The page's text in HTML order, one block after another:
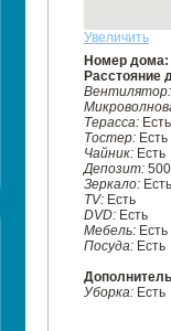
Увеличить
Номер дома:
Расстояние
Терасса: Есть
Тостер: Есть
Чайник: Есть
Депозит:
Зеркало: Есть
TV: Есть
DVD: Есть
Мебель: Есть
Посуда: Есть
Уборка: Есть